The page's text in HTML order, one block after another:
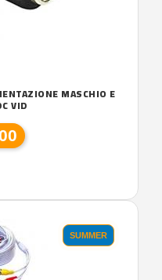
MASCHIO E
VID
SUMMER